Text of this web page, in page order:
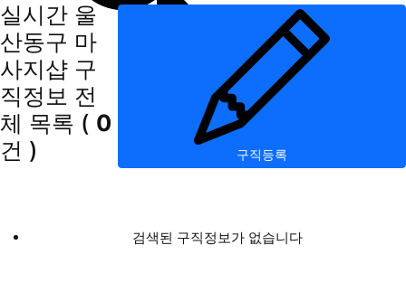
실시간 울
산동구 마
사지샵 구
직정보 전
체 목록 ( 0
건 )
구직등록
검색된 구직정보가 없습니다